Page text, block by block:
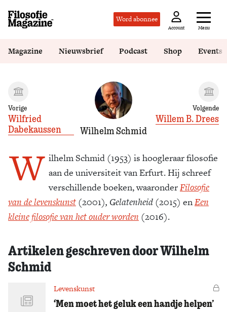
Word abonnee
Account Menu
Zoek
Magazine Nieuwsbrief Podcast Shop Events
Vorige
Wilfried
Dabekaussen
Wilhelm Schmid
Volgende
Willem B. Drees
W ilhelm Schmid (1953) is hoogleraar filosofie
aan de universiteit van Erfurt. Hij schreef
verschillende boeken, waaronderFilosofie
van de levenskunst (2001), Gelatenheid (2015) enEen
kleine filosofie van het ouder worden (2016).
Artikelen geschreven door Wilhelm
Schmid
Levenskunst
‘Men moet het geluk een handje helpen’